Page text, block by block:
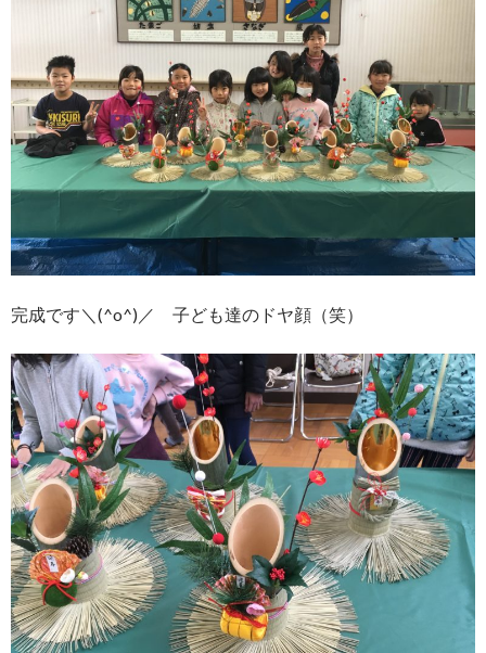
完成です＼(^o^)／ 子ども達のドヤ顔（笑）